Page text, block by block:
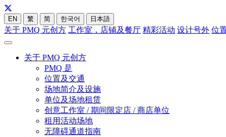
EN 繁 简 한국어 日本語
关于 PMQ 元创方 工作室，店铺及餐厅 精彩活动 设计号外 位
关于 PMQ 元创方
PMQ 是
位置及交通
场地简介及设施
单位及场地租赁
创意工作室 / 期间限定店 / 商店单位
租用活动场地
无障碍通道指南